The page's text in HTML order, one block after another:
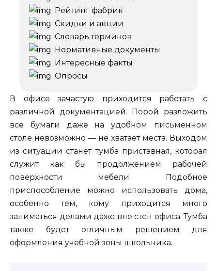
Рейтинг фабрик
Скидки и акции
Словарь терминов
Нормативные документы
Интересные факты
Опросы
В офисе зачастую приходится работать с
различной документацией. Порой разложить
все бумаги даже на удобном письменном
столе невозможно — не хватает места. Выходом
из ситуации станет тумба приставная, которая
служит как бы продолжением рабочей
поверхности мебели. Подобное
приспособление можно использовать дома,
особенно тем, кому приходится много
заниматься делами даже вне стен офиса. Тумба
также будет отличным решением для
оформления учебной зоны школьника.